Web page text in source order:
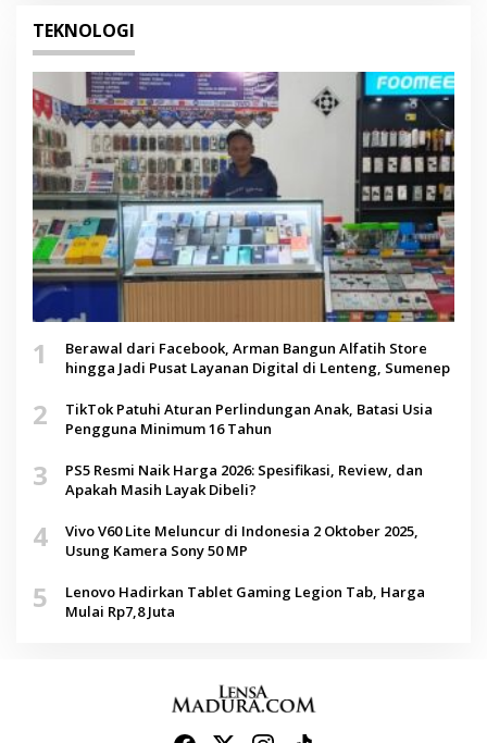
TEKNOLOGI
1
Berawal dari Facebook, Arman Bangun Alfatih Store
hingga Jadi Pusat Layanan Digital di Lenteng, Sumenep
2
TikTok Patuhi Aturan Perlindungan Anak, Batasi Usia
Pengguna Minimum 16 Tahun
3
PS5 Resmi Naik Harga 2026: Spesifikasi, Review, dan
Apakah Masih Layak Dibeli?
4
Vivo V60 Lite Meluncur di Indonesia 2 Oktober 2025,
Usung Kamera Sony 50 MP
5
Lenovo Hadirkan Tablet Gaming Legion Tab, Harga
Mulai Rp7,8 Juta